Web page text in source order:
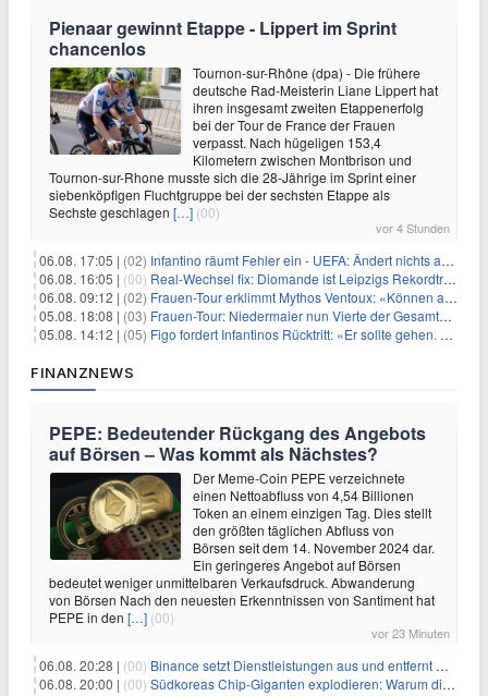
Pienaar gewinnt Etappe - Lippert im Sprint
chancenlos
Tournon-sur-Rhône (dpa) - Die frühere
deutsche Rad-Meisterin Liane Lippert hat
ihren insgesamt zweiten Etappenerfolg
bei der Tour de France der Frauen
verpasst. Nach hügeligen 153,4
Kilometern zwischen Montbrison und
Tournon-sur-Rhone musste sich die 28-Jährige im Sprint einer
siebenköpfigen Fluchtgruppe bei der sechsten Etappe als
Sechste geschlagen […] (00)
vor 4 Stunden
06.08. 17:05 | (02) Infantino räumt Fehler ein - UEFA: Ändert nichts an Boykott
06.08. 16:05 | (00) Real-Wechsel fix: Diomande ist Leipzigs Rekordtransfer
06.08. 09:12 | (02) Frauen-Tour erklimmt Mythos Ventoux: «Können alles schaffen»
05.08. 18:08 | (03) Frauen-Tour: Niedermaier nun Vierte der Gesamtwertung
05.08. 14:12 | (05) Figo fordert Infantinos Rücktritt: «Er sollte gehen. Jetzt»
FINANZNEWS
PEPE: Bedeutender Rückgang des Angebots
auf Börsen – Was kommt als Nächstes?
Der Meme-Coin PEPE verzeichnete
einen Nettoabfluss von 4,54 Billionen
Token an einem einzigen Tag. Dies stellt
den größten täglichen Abfluss von
Börsen seit dem 14. November 2024 dar.
Ein geringeres Angebot auf Börsen
bedeutet weniger unmittelbaren Verkaufsdruck. Abwanderung
von Börsen Nach den neuesten Erkenntnissen von Santiment hat
PEPE in den […] (00)
vor 23 Minuten
06.08. 20:28 | (00) Binance setzt Dienstleistungen aus und entfernt mehrere Krypto-Paare: Wer ist betroffen?
06.08. 20:00 | (00) Südkoreas Chip-Giganten explodieren: Warum dieser Rekord-Tag die KI-Branche erschüttert